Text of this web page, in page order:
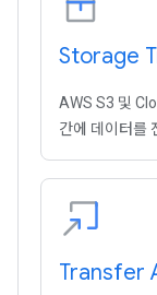
Storage
AWS S3 및
간에 데이터를
Transfer